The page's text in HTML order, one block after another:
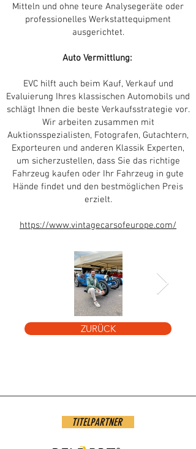
Mitteln und ohne teure Analysegeräte oder
professionelles Werkstattequipment
ausgerichtet.
Auto Vermittlung:
EVC hilft auch beim Kauf, Verkauf und
Evaluierung Ihres klassischen Automobils und
schlägt Ihnen die beste Verkaufsstrategie vor.
Wir arbeiten zusammen mit
Auktionsspezialisten, Fotografen, Gutachtern,
Exporteuren und anderen Klassik Experten,
um sicherzustellen, dass Sie das richtige
Fahrzeug kaufen oder Ihr Fahrzeug in gute
Hände findet und den bestmöglichen Preis
erzielt.
https://www.vintagecarsofeurope.com/
IMG_7570.heic
ZURÜCK
TITELPARTNER